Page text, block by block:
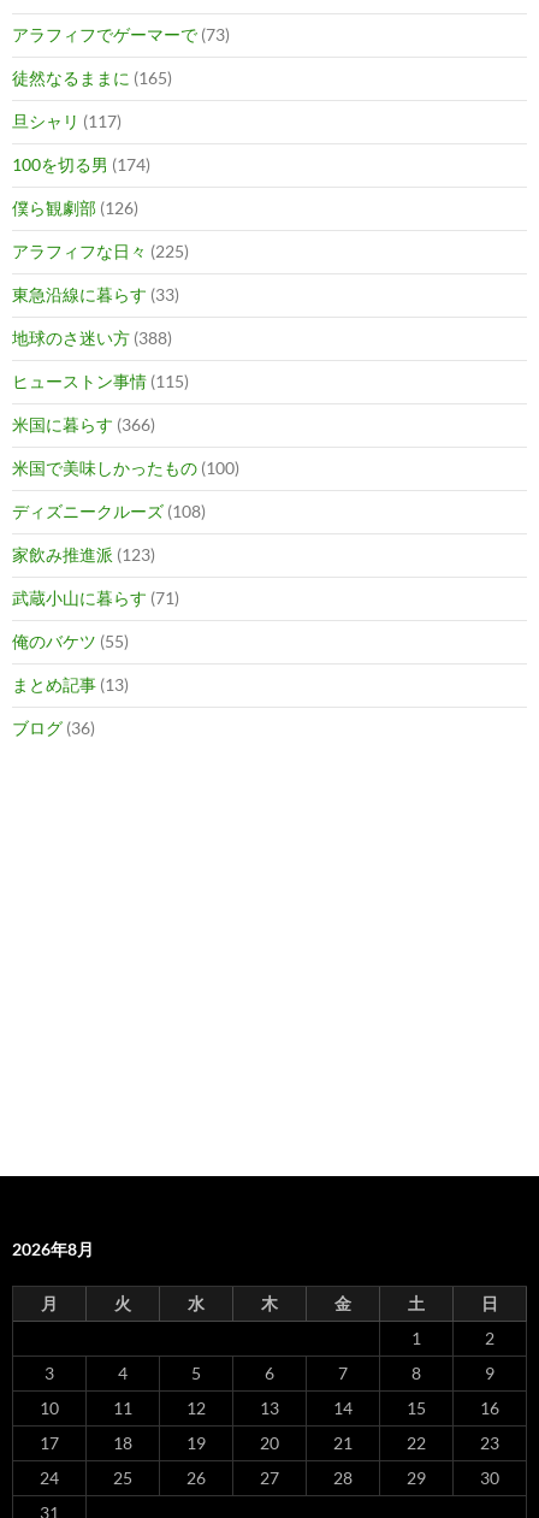
アラフィフでゲーマーで (73)
徒然なるままに (165)
旦シャリ (117)
100を切る男 (174)
僕ら観劇部 (126)
アラフィフな日々 (225)
東急沿線に暮らす (33)
地球のさ迷い方 (388)
ヒューストン事情 (115)
米国に暮らす (366)
米国で美味しかったもの (100)
ディズニークルーズ (108)
家飲み推進派 (123)
武蔵小山に暮らす (71)
俺のバケツ (55)
まとめ記事 (13)
ブログ (36)
2026年8月
月 火 水 木 金 土
日
1
2
3
4 5 6 7 8
9
10
11 12 13 14 15
16
17
18 19 20 21 22
23
24
25 26 27 28 29
30
31